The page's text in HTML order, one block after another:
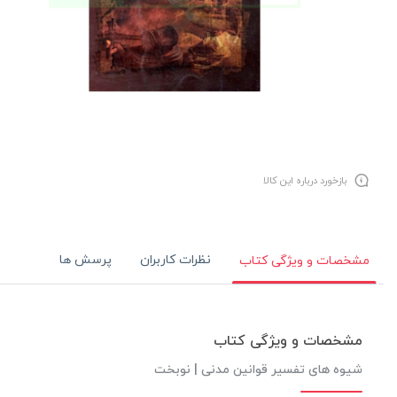
بازخورد درباره این کالا
مشخصات و ویژگی کتاب نظرات کاربران پرسش ها
مشخصات و ویژگی کتاب
شیوه های تفسیر قوانین مدنی | نوبخت